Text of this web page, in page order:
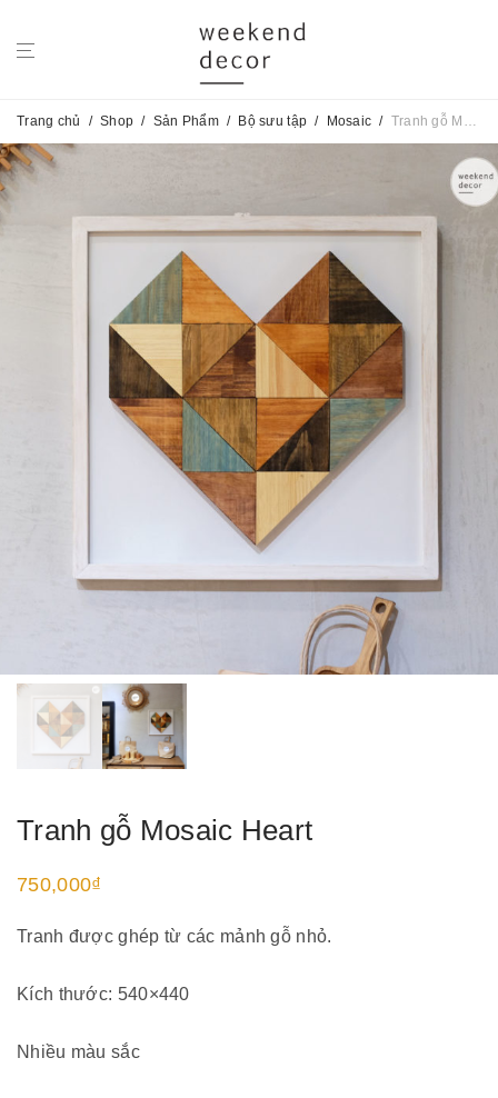
Trang chủ / Shop / Sản Phẩm / Bộ sưu tập / Mosaic / Tranh gỗ Mosaic Heart
Tranh gỗ Mosaic Heart
750,000₫
Tranh được ghép từ các mảnh gỗ nhỏ.
Kích thước: 540×440
Nhiều màu sắc